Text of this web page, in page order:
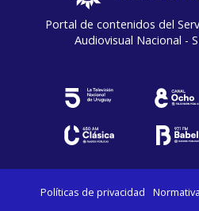
Portal de contenidos del
Audiovisual Nacional -
Políticas de privacidad Normativa